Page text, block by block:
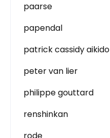
paarse
papendal
patrick cassidy aikido
peter van lier
philippe gouttard
renshinkan